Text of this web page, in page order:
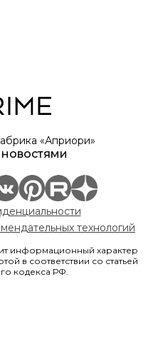
«Априори»
технологий
информационный характер
в соответствии со статьей
кодекса РФ.